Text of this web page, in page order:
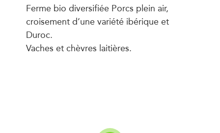
Ferme bio diversifiée Porcs plein air,
croisement d’une variété ibérique et
Duroc.
Vaches et chèvres laitières.